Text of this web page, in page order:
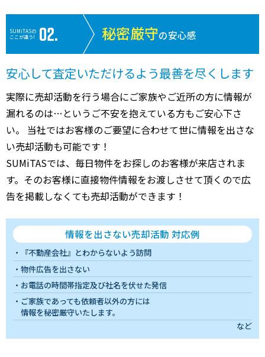
SUMiTASの
ここが違う!
秘密厳守の安心感
安心して査定いただけるよう最善を尽くします
実際に売却活動を行う場合にご家族やご近所の方に情報が
漏れるのは…というご不安を抱えている方もご安心下さ
い。 当社ではお客様のご要望に合わせて世に情報を出さな
い売却活動も可能です！
SUMiTASでは、毎日物件をお探しのお客様が来店されま
す。そのお客様に直接物件情報をお渡しさせて頂くので広
告を掲載しなくても売却活動ができます！
情報を出さない売却活動 対応例
『不動産会社』とわからないよう訪問
物件広告を出さない
お電話の時間帯指定及び社名を伏せた発信
ご家族であっても依頼者以外の方には
情報を秘密厳守いたします。
など